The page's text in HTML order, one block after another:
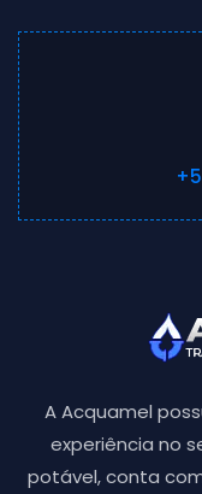
A Acquamel
experiência no
potável, conta